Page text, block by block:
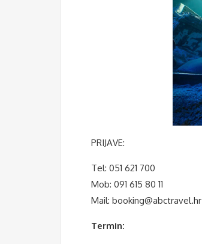
PRIJAVE:
Tel: 051 621 700
Mob: 091 615 80 11
Mail: booking@abctravel.hr
Termin: